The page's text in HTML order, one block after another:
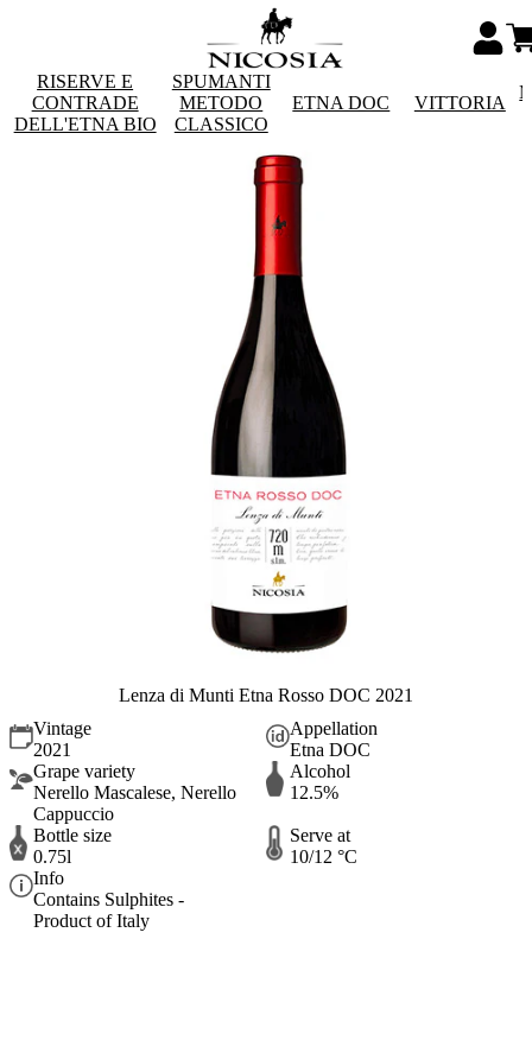
RISERVE E
CONTRADE
DELL'ETNA BIO
SPUMANTI
METODO
CLASSICO
ETNA DOC VITTORIA
Lenza di Munti Etna Rosso DOC 2021
Vintage
2021
Appellation
Etna DOC
Grape variety
Nerello Mascalese, Nerello
Cappuccio
Alcohol
12.5%
Bottle size
0.75l
Serve at
10/12 °C
Info
Contains Sulphites -
Product of Italy